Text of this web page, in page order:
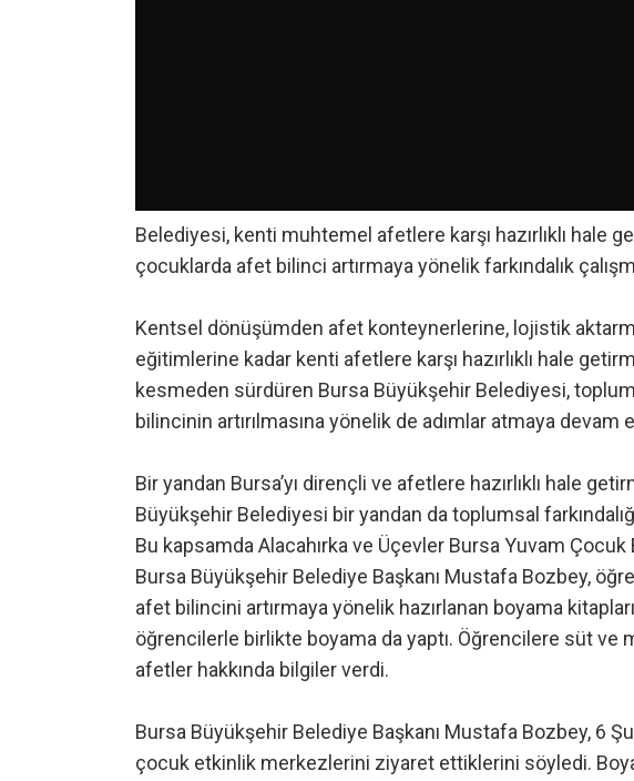
Belediyesi, kenti muhtemel afetlere karşı hazırlıklı hale
çocuklarda afet bilinci artırmaya yönelik farkındalık
Kentsel dönüşümden afet konteynerlerine, lojistik
eğitimlerine kadar kenti afetlere karşı hazırlıklı hale
kesmeden sürdüren Bursa Büyükşehir Belediyesi,
bilincinin artırılmasına yönelik de adımlar atmaya devam
Bir yandan Bursa’yı dirençli ve afetlere hazırlıklı hale
Büyükşehir Belediyesi bir yandan da toplumsal
Bu kapsamda Alacahırka ve Üçevler Bursa Yuvam
Bursa Büyükşehir Belediye Başkanı Mustafa Bozbey,
afet bilincini artırmaya yönelik hazırlanan boyama
öğrencilerle birlikte boyama da yaptı. Öğrencilere süt ve
afetler hakkında bilgiler verdi.
Bursa Büyükşehir Belediye Başkanı Mustafa Bozbey, 6
çocuk etkinlik merkezlerini ziyaret ettiklerini söyledi.